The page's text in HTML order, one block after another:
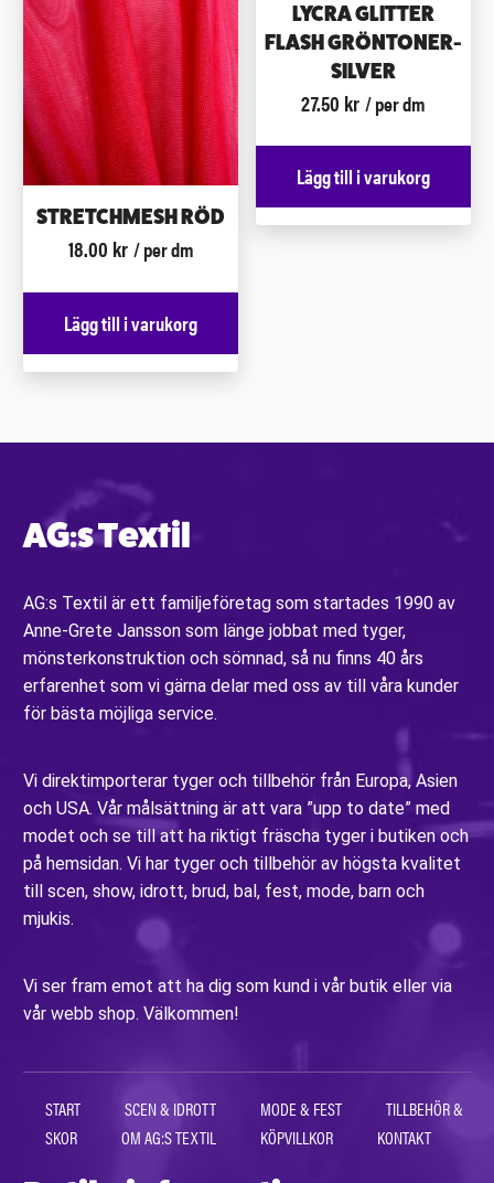
STRETCHMESH RÖD
18.00 kr / per dm
Lägg till i varukorg
LYCRA GLITTER
FLASH GRÖNTONER-
SILVER
27.50 kr / per dm
Lägg till i varukorg
AG:s Textil
AG:s Textil är ett familjeföretag som startades 1990 av
Anne-Grete Jansson som länge jobbat med tyger,
mönsterkonstruktion och sömnad, så nu finns 40 års
erfarenhet som vi gärna delar med oss av till våra kunder
för bästa möjliga service.
Vi direktimporterar tyger och tillbehör från Europa, Asien
och USA. Vår målsättning är att vara ”upp to date” med
modet och se till att ha riktigt fräscha tyger i butiken och
på hemsidan. Vi har tyger och tillbehör av högsta kvalitet
till scen, show, idrott, brud, bal, fest, mode, barn och
mjukis.
Vi ser fram emot att ha dig som kund i vår butik eller via
vår webb shop. Välkommen!
START SCEN & IDROTT MODE & FEST
TILLBEHÖR &
SKOR
OM AG:S TEXTIL KÖPVILLKOR KONTAKT